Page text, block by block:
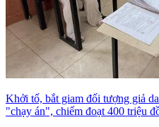
Khởi tố, bắt giam đối tượng giả
"chạy án", chiếm đoạt 400 triệu